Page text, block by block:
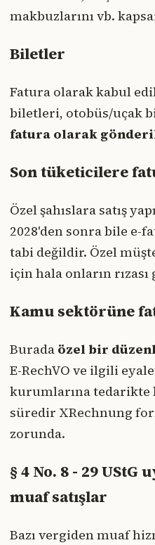
makbuzlarını vb.
Biletler
Fatura olarak kabul
biletleri, otobüs/uçak
fatura olarak
Son tüketicilere
Özel şahıslara satış
2028'den sonra bile
tabi değildir. Özel
için hala onların
Kamu sektörüne
Burada özel bir
E-RechVO ve ilgili
kurumlarına tedarikte
süredir XRechnung
zorunda.
§ 4 No. 8 - 29 UStG
muaf satışlar
Bazı vergiden muaf